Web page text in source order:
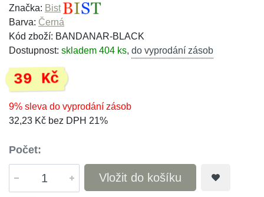
Značka: Bist
Barva: Černá
Kód zboží: BANDANAR-BLACK
Dostupnost: skladem 404 ks, do vyprodání zásob
39 Kč
9% sleva do vyprodání zásob
32,23 Kč bez DPH 21%
Počet:
Vložit do košíku